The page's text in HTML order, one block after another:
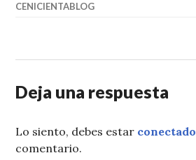
CENICIENTABLOG
Deja una respuesta
Lo siento, debes estar conectado
comentario.